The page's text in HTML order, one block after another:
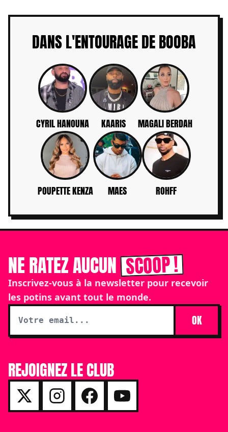
DANS L'ENTOURAGE DE BOOBA
CYRIL HANOUNA KAARIS MAGALI BERDAH
POUPETTE KENZA MAES ROHFF
NE RATEZ AUCUNSCOOP !
Inscrivez-vous à la newsletter pour recevoir
les potins avant tout le monde.
OK
REJOIGNEZ LE CLUB